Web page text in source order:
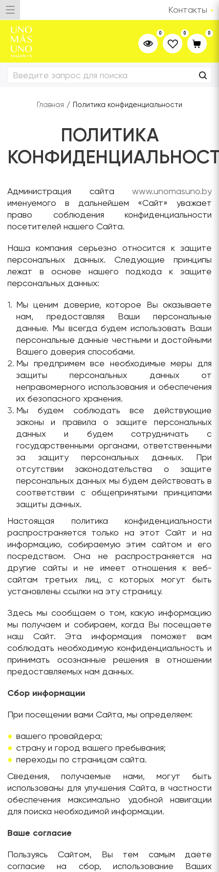
Контакты
0 0 0
Главная / Политика конфиденциальности
ПОЛИТИКА
Администрация сайта www.unomasuno.by
именуемого в дальнейшем «Сайт» уважает
право соблюдения конфиденциальности
посетителей нашего Сайта.
Наша компания серьезно относится к защите
персональных данных. Следующие принципы
лежат в основе нашего подхода к защите
персональных данных:
Мы ценим доверие, которое Вы оказываете
нам, предоставляя Ваши персональные
данные. Мы всегда будем использовать Ваши
персональные данные честными и достойными
Вашего доверия способами.
Мы предпримем все необходимые меры для
защиты персональных данных от
неправомерного использования и обеспечения
их безопасного хранения.
Мы будем соблюдать все действующие
законы и правила о защите персональных
данных и будем сотрудничать с
государственными органами, ответственными
за защиту персональных данных. При
отсутствии законодательства о защите
персональных данных мы будем действовать в
соответствии с общепринятыми принципами
защиты данных.
Настоящая политика конфиденциальности
распространяется только на этот Сайт и на
информацию, собираемую этим сайтом и его
посредством. Она не распространяется на
другие сайты и не имеет отношения к веб-
сайтам третьих лиц, с которых могут быть
установлены ссылки на эту страницу.
Здесь мы сообщаем о том, какую информацию
мы получаем и собираем, когда Вы посещаете
наш Сайт. Эта информация поможет вам
соблюдать необходимую конфиденциальность и
принимать осознанные решения в отношении
предоставляемых нам данных.
Сбор информации
При посещении вами Сайта, мы определяем:
вашего провайдера;
страну и город вашего пребывания;
переходы по страницам сайта.
Сведения, получаемые нами, могут быть
использованы для улучшения Сайта, в частности
обеспечения максимально удобной навигации
для поиска необходимой информации.
Ваше согласие
Пользуясь Сайтом, Вы тем самым даете
согласие на сбор, использование Ваших